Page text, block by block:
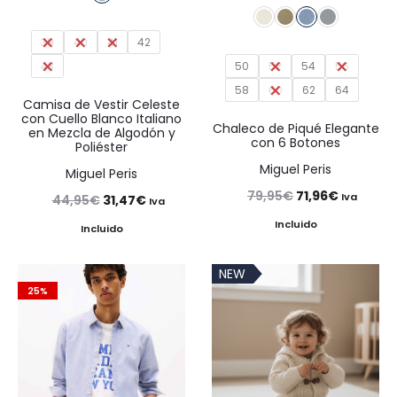
39 40 41
42
43
Camisa de Vestir Celeste
con Cuello Blanco Italiano
en Mezcla de Algodón y
Poliéster
Miguel Peris
44,95€ El
precio
era:
44,95€.
31,47€ElIva
Incluido
50 52 54
56
58
60 62 64
Chaleco de Piqué Elegante
con 6 Botones
Miguel Peris
79,95€ El
precio
79,95€.
71,96€El
71,96€.
Iva
Incluido
25%
NEW